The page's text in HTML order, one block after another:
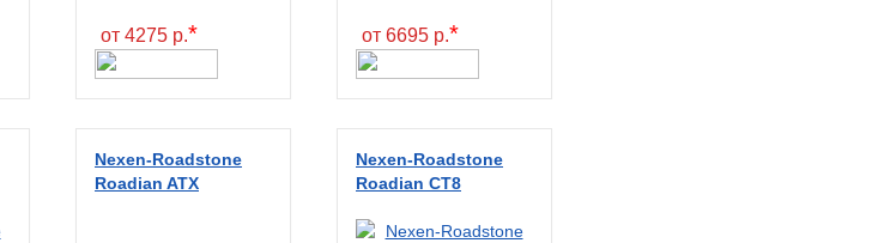
от 4275 р.* от 6695 р.*
Nexen-Roadstone
Roadian ATX
Nexen-Roadstone
Roadian CT8